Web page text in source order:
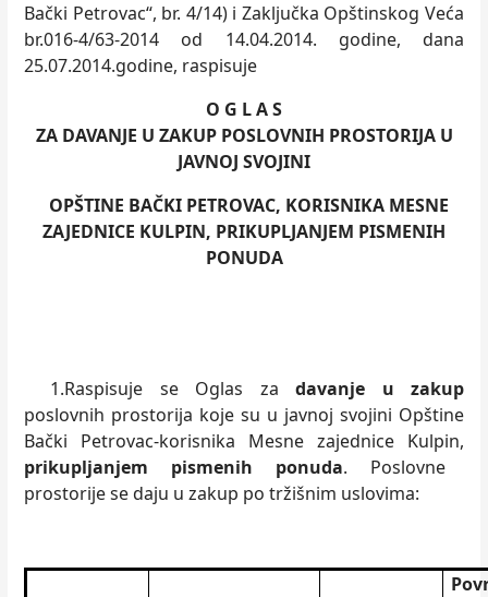
Bački Petrovac“, br. 4/14) i Zaključka Opštinskog Veća
br.016-4/63-2014 od 14.04.2014. godine, dana
25.07.2014.godine, raspisuje
O G L A S
ZA DAVANJE U ZAKUP POSLOVNIH PROSTORIJA U
JAVNOJ SVOJINI
OPŠTINE BAČKI PETROVAC, KORISNIKA MESNE
ZAJEDNICE KULPIN, PRIKUPLJANJEM PISMENIH
PONUDA
1.Raspisuje se Oglas za davanje u zakup
poslovnih prostorija koje su u javnoj svojini Opštine
Bački Petrovac-korisnika Mesne zajednice Kulpin,
prikupljanjem pismenih ponuda. Poslovne
prostorije se daju u zakup po tržišnim uslovima: